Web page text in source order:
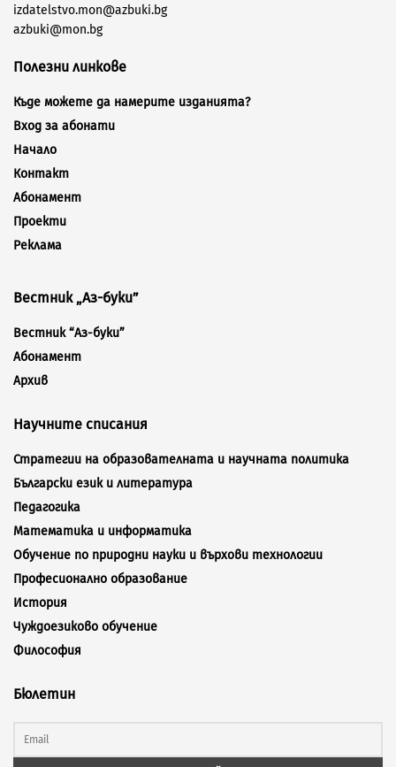
izdatelstvo.mon@azbuki.bg
azbuki@mon.bg
Полезни линкове
Къде можете да намерите изданията?
Вход за абонати
Начало
Контакт
Абонамент
Проекти
Реклама
Вестник „Аз-буки”
Вестник “Аз-буки”
Абонамент
Архив
Научните списания
Стратегии на образователната и научната политика
Български език и литература
Педагогика
Математика и информатика
Обучение по природни науки и върхови технологии
Професионално образование
История
Чуждоезиково обучение
Философия
Бюлетин